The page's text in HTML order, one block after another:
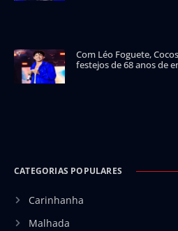
Com Léo Foguete,
festejos de 68 anos de
CATEGORIAS POPULARES
Carinhanha
Malhada